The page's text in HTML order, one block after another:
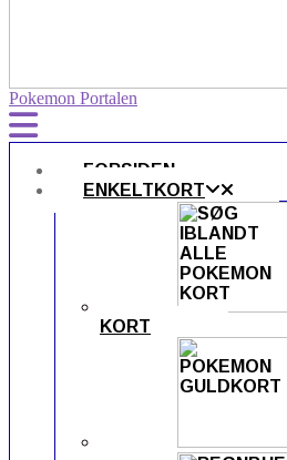
Pokemon Portalen
FORSIDEN
ENKELTKORT
KORT